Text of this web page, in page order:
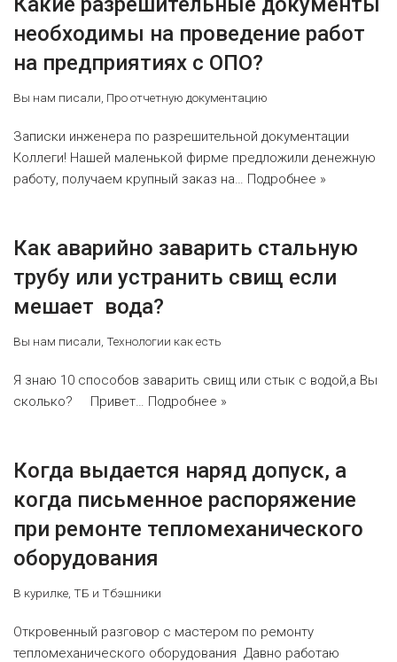
необходимы на проведение работ
на предприятиях с ОПО?
Вы нам писали Про отчетную документацию
Записки инженера по разрешительной документации
Коллеги! Нашей маленькой фирме предложили денежную
работу, получаем крупный заказ на… Подробнее »
Как аварийно заварить стальную
трубу или устранить свищ если
мешает вода?
Вы нам писали Технологии как есть
Я знаю 10 способов заварить свищ или стык с водой,а Вы
сколько? Привет… Подробнее »
Когда выдается наряд допуск, а
когда письменное распоряжение
при ремонте тепломеханического
оборудования
В курилке ТБ и Тбэшники
Откровенный разговор с мастером по ремонту
тепломеханического оборудования Давно работаю